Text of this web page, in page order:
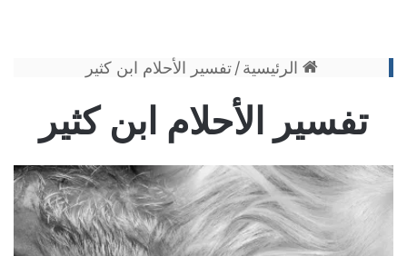
الرئيسية / تفسير الأحلام ابن كثير
تفسير الأحلام ابن كثير